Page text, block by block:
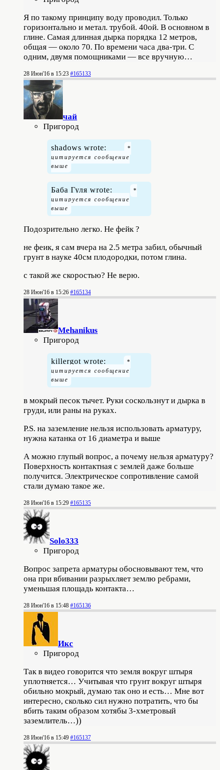
Я по такому принципу воду проводил. Только
горизонтально и метал. трубой. 40ой. В основном в
глине. Самая длинная дырка порядка 12 метров,
общая — около 70. По времени часа два-три. С
одним, двумя помощниками — все вручную…
28 Июн'16 в 15:23 #165133
чай
Пригород
shadows wrote:
Баба Гуля wrote:
Подозрительно легко. Не фейк ?
не феик, я сам вчера на 2.5 метра забил, обычный
грунт в науке 40см плодородки, потом глина.
с такой же скоростью? Не верю.
28 Июн'16 в 15:26 #165134
Mehanikus
Пригород
killergot wrote:
в мокрый песок тычет. Руки соскользнут и дырка в
груди, или раны на руках.
P.S. на заземление нельзя использовать арматуру,
нужна катанка от 16 диаметра и выше
А можно глупый вопрос, а почему нельзя арматуру?
Поверхность контактная с землей даже больше
получится. Электрическое сопротивление самой
стали думаю такое же.
28 Июн'16 в 15:29 #165135
Solo333
Пригород
Вопрос запрета арматуры обосновывают тем, что
она при вбивании разрыхляет землю ребрами,
уменьшая площадь контакта…
28 Июн'16 в 15:48 #165136
Икс
Пригород
Так в видео говорится что земля вокруг штыря
уплотняется… Учитывая что грунт вокруг штыря
обильно мокрый, думаю так оно и есть… Мне вот
интересно, сколько сил нужно потратить, что бы
вбить таким образом хотябы 3-хметровый
заземлитель…))
28 Июн'16 в 15:49 #165137